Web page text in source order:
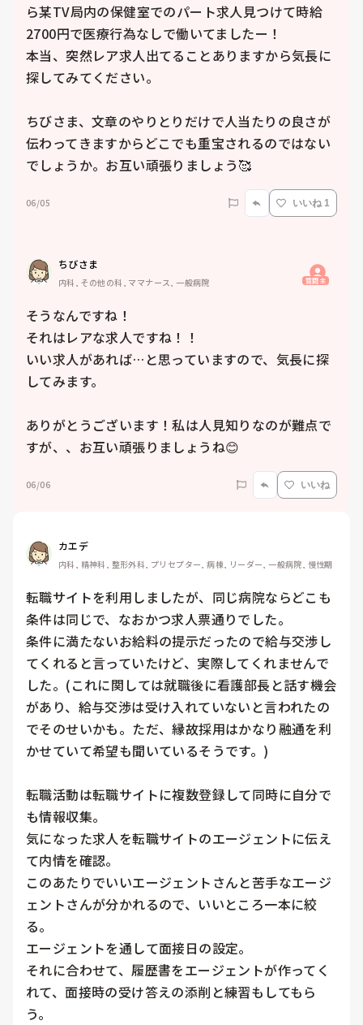
ら某TV局内の保健室でのパート求人見つけて時給
2700円で医療行為なしで働いてましたー！
本当、突然レア求人出てることありますから気長に
探してみてください。
ちびさま、文章のやりとりだけで人当たりの良さが
伝わってきますからどこでも重宝されるのではない
でしょうか。お互い頑張りましょう🥰
06/05 いいね 1
ちびさま
内科, その他の科, ママナース, 一般病院 質問主
そうなんですね！
それはレアな求人ですね！！
いい求人があれば…と思っていますので、気長に探
してみます。
ありがとうございます！私は人見知りなのが難点で
すが、、お互い頑張りましょうね😊
06/06 いいね
カエデ
内科, 精神科, 整形外科, プリセプター, 病棟, リーダー, 一般病院, 慢性期
転職サイトを利用しましたが、同じ病院ならどこも
条件は同じで、なおかつ求人票通りでした。
条件に満たないお給料の提示だったので給与交渉し
てくれると言っていたけど、実際してくれませんで
した。(これに関しては就職後に看護部長と話す機会
があり、給与交渉は受け入れていないと言われたの
でそのせいかも。ただ、縁故採用はかなり融通を利
かせていて希望も聞いているそうです。)
転職活動は転職サイトに複数登録して同時に自分で
も情報収集。
気になった求人を転職サイトのエージェントに伝え
て内情を確認。
このあたりでいいエージェントさんと苦手なエージ
ェントさんが分かれるので、いいところ一本に絞
る。
エージェントを通して面接日の設定。
それに合わせて、履歴書をエージェントが作ってく
れて、面接時の受け答えの添削と練習もしてもら
う。